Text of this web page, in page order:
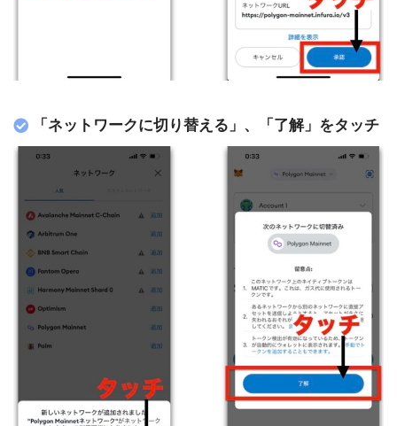
「ネットワークに切り替える」、「了解」をタッチ